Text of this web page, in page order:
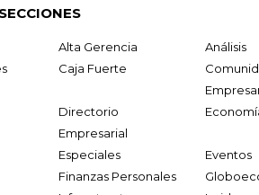
Alta Gerencia
Análisis
Caja Fuerte
Directorio
Empresarial
Especiales
Eventos
Finanzas Personales